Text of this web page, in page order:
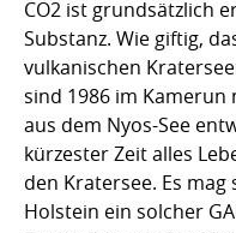
CO2 ist grundsätzlich
Substanz. Wie giftig,
vulkanischen
sind 1986 im Kamerun
aus dem Nyos-See
kürzester Zeit alles
den Kratersee. Es mag
Holstein ein solcher